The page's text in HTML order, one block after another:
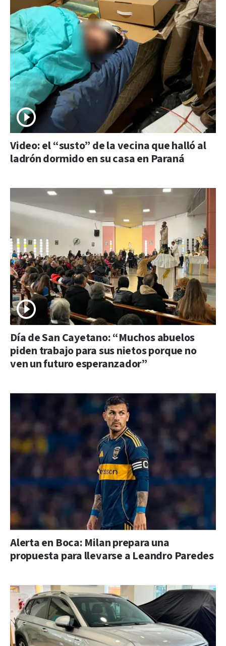
Video: el “susto” de la vecina que halló al
ladrón dormido en su casa en Paraná
Día de San Cayetano: “Muchos abuelos
piden trabajo para sus nietos porque no
ven un futuro esperanzador”
Alerta en Boca: Milan prepara una
propuesta para llevarse a Leandro Paredes